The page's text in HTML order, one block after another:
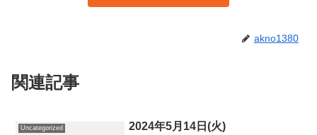
akno1380
関連記事
Uncategorized 2024年5月14日(火)